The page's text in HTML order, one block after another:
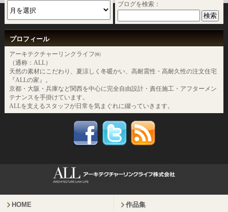
ブログを検索：
プロフィール
アーキテクチャーリンクライフ㈱
（通称：ALL）
天然の素材にこだわり、夏涼しく冬暖かい、高耐震性・高耐久性の注文住宅
『ALLの家』。
京都・大阪・兵庫など関西を中心に完全自由設計・責任施工・アフターメン
テナンスを手掛けています。
ALLを支えるスタッフが日常を気まぐれに綴っていきます。
HOME 作品集